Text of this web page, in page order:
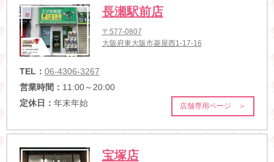
長瀬駅前店
〒577-0807
大阪府東大阪市菱屋西1-17-16
TEL： 06-4306-3267
営業時間： 11:00～20:00
定休日： 年末年始 店舗専用ページ ＞
宝塚店